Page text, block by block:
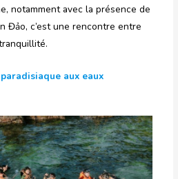
notamment avec la présence de
Đảo, c’est une rencontre entre
paradisiaque aux eaux